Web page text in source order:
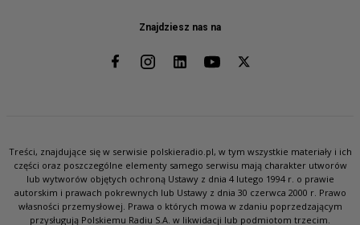
Znajdziesz nas na
Treści, znajdujące się w serwisie polskieradio.pl, w tym wszystkie materiały i ich
części oraz poszczególne elementy samego serwisu mają charakter utworów
lub wytworów objętych ochroną Ustawy z dnia 4 lutego 1994 r. o prawie
autorskim i prawach pokrewnych lub Ustawy z dnia 30 czerwca 2000 r. Prawo
własności przemysłowej. Prawa o których mowa w zdaniu poprzedzającym
przysługują Polskiemu Radiu S.A. w likwidacji lub podmiotom trzecim.